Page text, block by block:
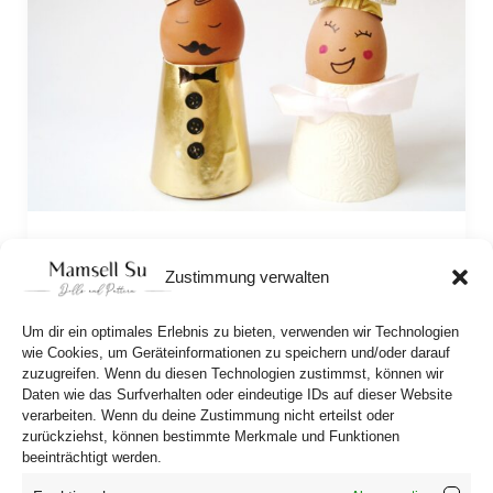
Zustimmung verwalten
Um dir ein optimales Erlebnis zu bieten, verwenden wir Technologien
wie Cookies, um Geräteinformationen zu speichern und/oder darauf
zuzugreifen. Wenn du diesen Technologien zustimmst, können wir
Daten wie das Surfverhalten oder eindeutige IDs auf dieser Website
verarbeiten. Wenn du deine Zustimmung nicht erteilst oder
zurückziehst, können bestimmte Merkmale und Funktionen
beeinträchtigt werden.
Our funny Egg People are my favorites! So today
fancy clothes. The DIY tutorial comes with the
crafting template!